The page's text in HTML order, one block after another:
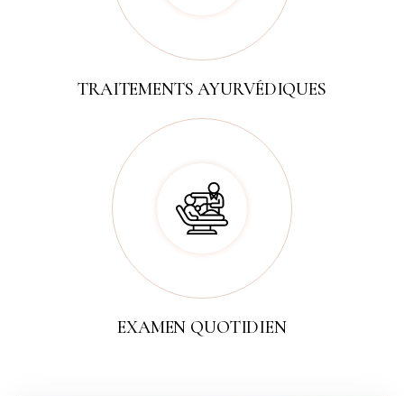
TRAITEMENTS AYURVÉDIQUES
EXAMEN QUOTIDIEN